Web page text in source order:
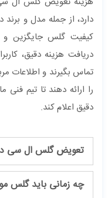
دارد، از جمله مدل و
کیفیت گلس جایگزین و
دریافت هزینه دقیق،
تماس بگیرند و اطلاعات
را ارائه دهند تا تیم
دقیق اعلام کند.
تعویض گلس ال سی
چه زمانی باید گلس